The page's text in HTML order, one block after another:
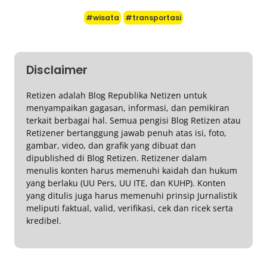
#wisata #transportasi
Disclaimer
Retizen adalah Blog Republika Netizen untuk
menyampaikan gagasan, informasi, dan pemikiran
terkait berbagai hal. Semua pengisi Blog Retizen atau
Retizener bertanggung jawab penuh atas isi, foto,
gambar, video, dan grafik yang dibuat dan
dipublished di Blog Retizen. Retizener dalam
menulis konten harus memenuhi kaidah dan hukum
yang berlaku (UU Pers, UU ITE, dan KUHP). Konten
yang ditulis juga harus memenuhi prinsip Jurnalistik
meliputi faktual, valid, verifikasi, cek dan ricek serta
kredibel.